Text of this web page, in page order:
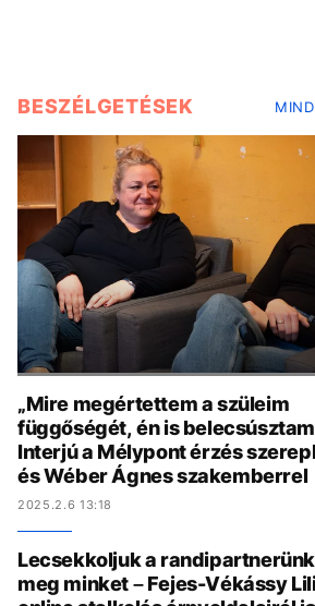
BESZÉLGETÉSEK
„Mire megértettem a szüleim
függőségét, én is
Interjú a Mélypont érzés
és Wéber Ágnes szakemberrel
2025.2.6 13:18
Lecsekkoljuk a
meg minket – Fejes-Vékássy